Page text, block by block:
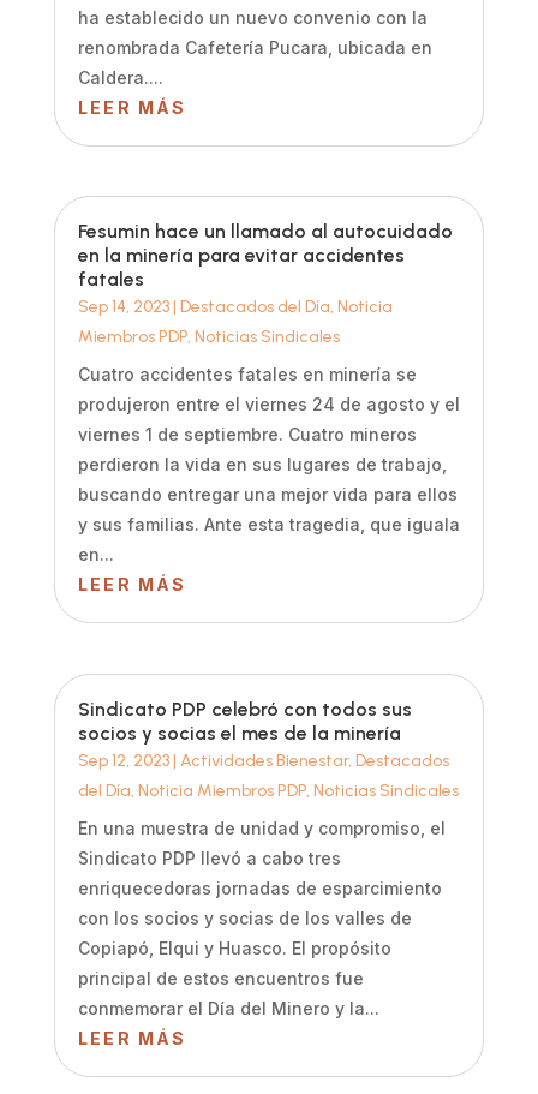
ha establecido un nuevo convenio con la
renombrada Cafetería Pucara, ubicada en
Caldera....
LEER MÁS
Fesumin hace un llamado al autocuidado
en la minería para evitar accidentes
fatales
Sep 14, 2023| Destacados del Día, Noticia
Miembros PDP, Noticias Sindicales
Cuatro accidentes fatales en minería se
produjeron entre el viernes 24 de agosto y el
viernes 1 de septiembre. Cuatro mineros
perdieron la vida en sus lugares de trabajo,
buscando entregar una mejor vida para ellos
y sus familias. Ante esta tragedia, que iguala
en...
LEER MÁS
Sindicato PDP celebró con todos sus
socios y socias el mes de la minería
Sep 12, 2023| Actividades Bienestar, Destacados
del Día, Noticia Miembros PDP, Noticias Sindicales
En una muestra de unidad y compromiso, el
Sindicato PDP llevó a cabo tres
enriquecedoras jornadas de esparcimiento
con los socios y socias de los valles de
Copiapó, Elqui y Huasco. El propósito
principal de estos encuentros fue
conmemorar el Día del Minero y la...
LEER MÁS